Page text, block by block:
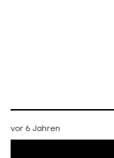
vor 6 Jahren